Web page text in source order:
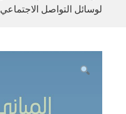
لوسائل التواصل الاجتماعي